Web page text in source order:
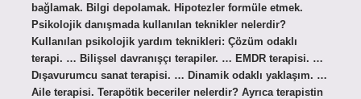
bağlamak. Bilgi depolamak. Hipotezler formüle etmek.
Psikolojik danışmada kullanılan teknikler nelerdir?
Kullanılan psikolojik yardım teknikleri: Çözüm odaklı
terapi. … Bilişsel davranışçı terapiler. … EMDR terapisi. …
Dışavurumcu sanat terapisi. … Dinamik odaklı yaklaşım. …
Aile terapisi. Terapötik beceriler nelerdir? Ayrıca terapistin